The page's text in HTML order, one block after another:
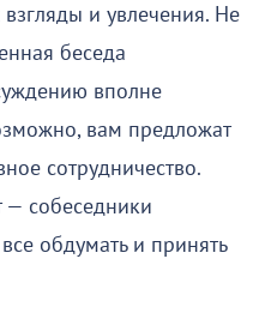
и увлечения. Не
беседа
вполне
вам предложат
сотрудничество.
— собеседники
обдумать и принять